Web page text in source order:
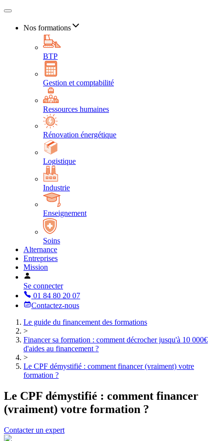
Nos formations
BTP
Gestion et comptabilité
Ressources humaines
Rénovation énergétique
Logistique
Industrie
Enseignement
Soins
Alternance
Entreprises
Mission
Se connecter
01 84 80 20 07
Contactez-nous
Le guide du financement des formations
>
Financer sa formation : comment décrocher jusqu'à 10 000€
d'aides au financement ?
>
Le CPF démystifié : comment financer (vraiment) votre
formation ?
Le CPF démystifié : comment financer
(vraiment) votre formation ?
Contacter un expert